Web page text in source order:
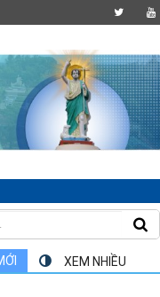
XEM NHIỀU